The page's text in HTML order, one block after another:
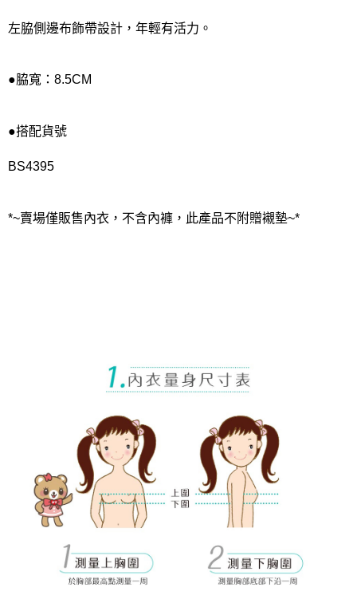
左脇側邊布飾帶設計，年輕有活力。
●脇寬：8.5CM
●搭配貨號
BS4395
*~賣場僅販售內衣，不含內褲，此產品不附贈襯墊~*